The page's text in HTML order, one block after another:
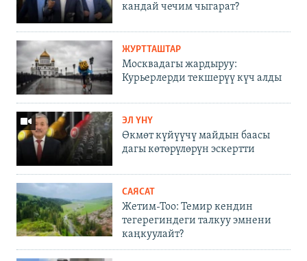
кандай чечим чыгарат?
ЖУРТТАШТАР
Москвадагы жардыруу:
Курьерлерди текшерүү күч алды
ЭЛ ҮНҮ
Өкмөт күйүүчү майдын баасы
дагы көтөрүлөрүн эскертти
САЯСАТ
Жетим-Тоо: Темир кендин
тегерегиндеги талкуу эмнени
каңкуулайт?